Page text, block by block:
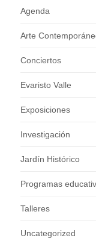
Agenda
Arte
Conciertos
Evaristo Valle
Exposiciones
Investigación
Jardín Histórico
Programas
Talleres
Uncategorized